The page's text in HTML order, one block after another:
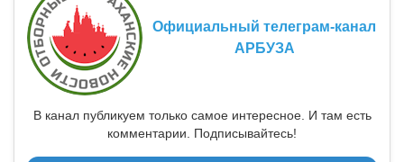
Официальный телеграм-канал
АРБУЗА
В канал публикуем только самое интересное. И там есть
комментарии. Подписывайтесь!